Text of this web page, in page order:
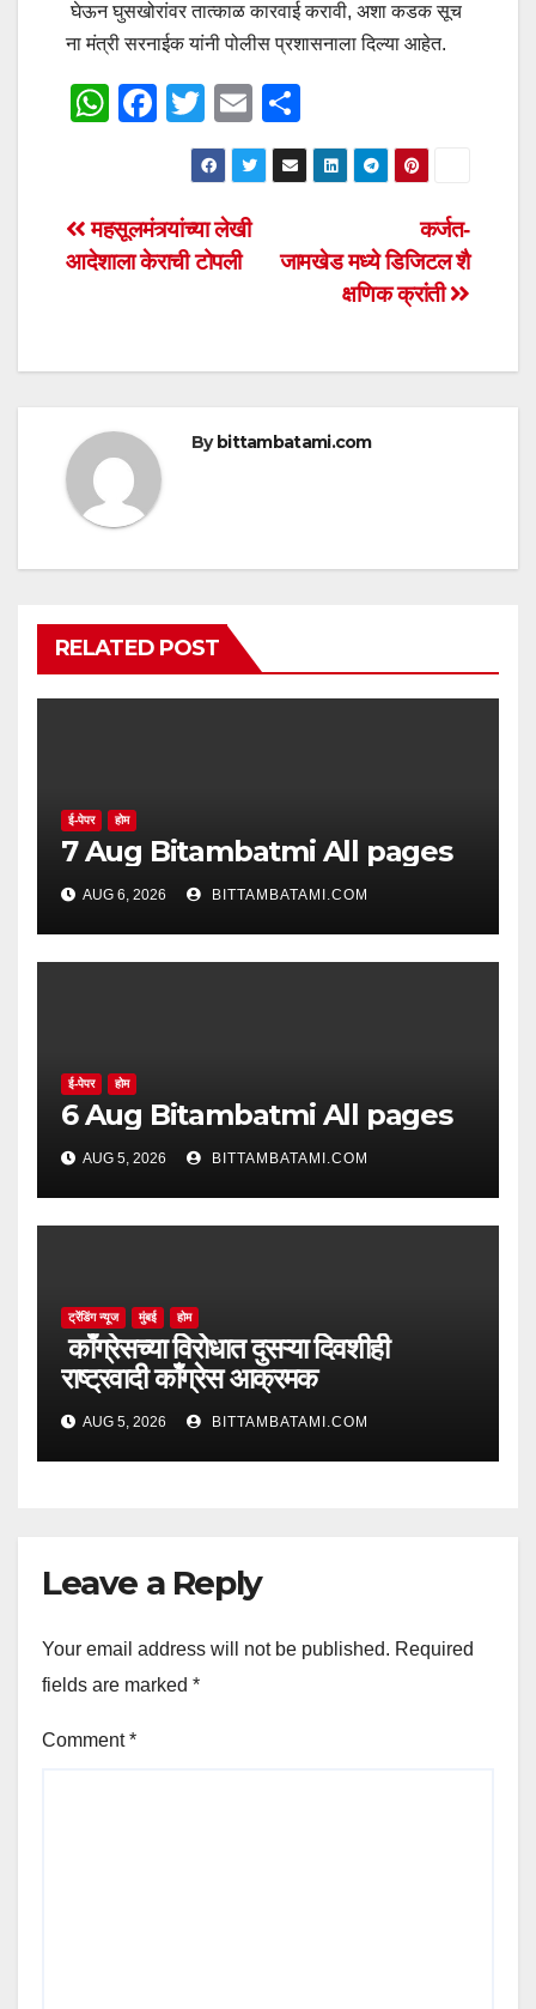
घेऊन घुसखोरांवर तात्काळ कारवाई करावी, अशा कडक सूच
ना मंत्री सरनाईक यांनी पोलीस प्रशासनाला दिल्या आहेत.
W
s
A
F
e
b
k
T
wi
tt
er
E
m
ail
h
ar
Post
कर्जत-
जामखेड मध्ये डिजिटल शै
क्षणिक क्रांती
महसूलमंत्र्यांच्या लेखी
आदेशाला केराची टोपली
By bittambatami.com
RELATED POST
ई-पेपर होम
7 Aug Bitambatmi All pages
AUG 6, 2026 BITTAMBATAMI.COM
ई-पेपर होम
6 Aug Bitambatmi All pages
AUG 5, 2026 BITTAMBATAMI.COM
ट्रेंडिंग न्यूज मुंबई होम
काँग्रेसच्या विरोधात दुसऱ्या दिवशीही
राष्ट्रवादी काँग्रेस आक्रमक
AUG 5, 2026 BITTAMBATAMI.COM
Leave a Reply
Your email address will not be published. Required
fields are marked *
Comment*